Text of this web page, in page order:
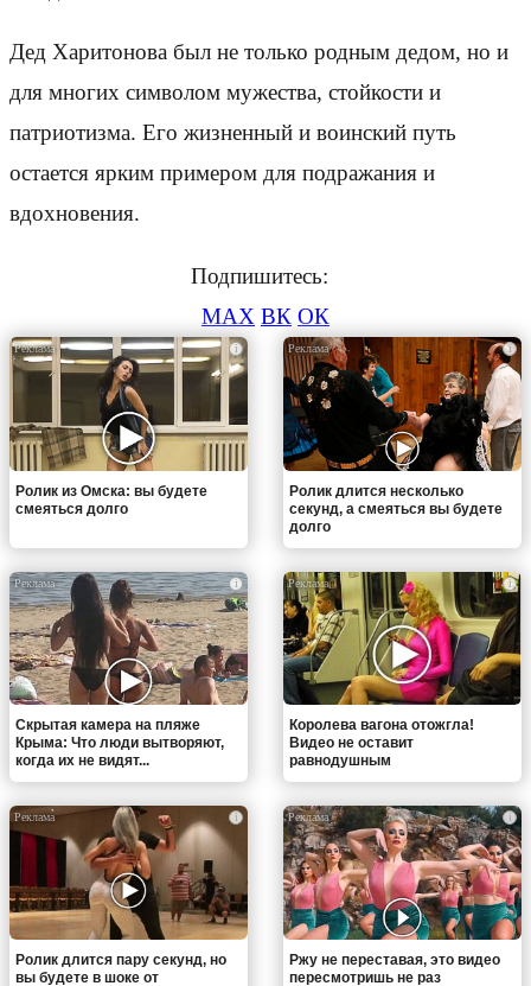
Дед Харитонова был не только родным дедом, но и
для многих символом мужества, стойкости и
патриотизма. Его жизненный и воинский путь
остается ярким примером для подражания и
вдохновения.
Подпишитесь:
MAX ВК ОК
i
Ролик из Омска: вы будете
смеяться долго
i
Ролик длится несколько
секунд, а смеяться вы будете
долго
i
Скрытая камера на пляже
Крыма: Что люди вытворяют,
когда их не видят...
i
Королева вагона отожгла!
Видео не оставит
равнодушным
i
Ролик длится пару секунд, но
вы будете в шоке от
i
Ржу не переставая, это видео
пересмотришь не раз